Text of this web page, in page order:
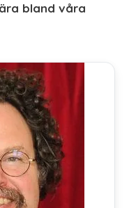
bland våra